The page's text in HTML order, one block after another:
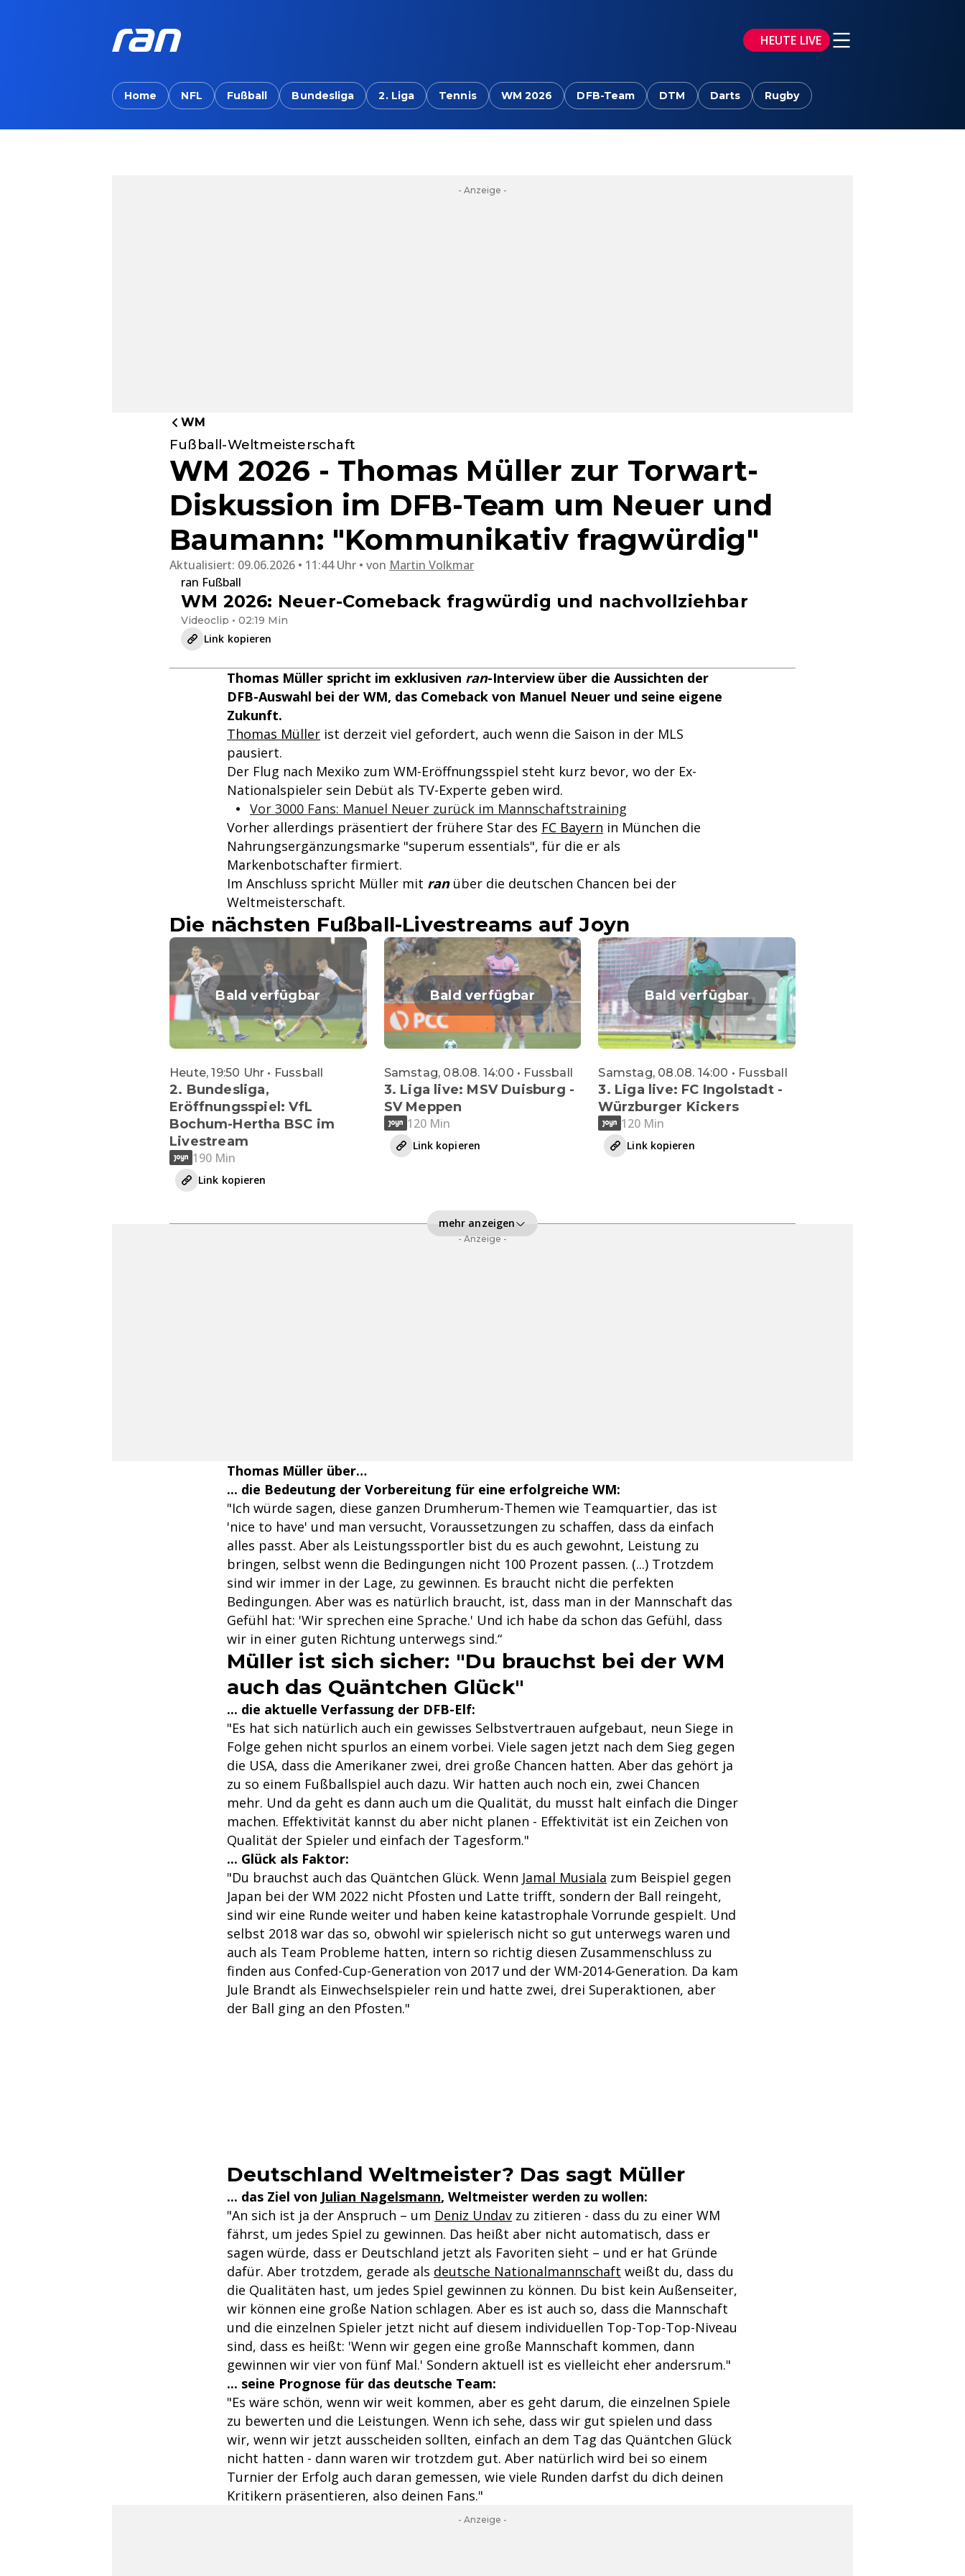
HEUTE LIVE
Home NFL Fußball Bundesliga 2. Liga Tennis WM 2026 DFB-Team DTM Darts Rugby
- Anzeige -
WM
Fußball-Weltmeisterschaft
WM 2026 - Thomas Müller zur Torwart-
Diskussion im DFB-Team um Neuer und
Baumann: "Kommunikativ fragwürdig"
Aktualisiert: 09.06.2026 • 11:44 Uhr von Martin Volkmar
ran Fußball
WM 2026: Neuer-Comeback fragwürdig und nachvollziehbar
Videoclip • 02:19 Min
Link kopieren
Thomas Müller spricht im exklusiven ran-Interview über die Aussichten der
DFB-Auswahl bei der WM, das Comeback von Manuel Neuer und seine eigene
Zukunft.
Thomas Müller ist derzeit viel gefordert, auch wenn die Saison in der MLS
pausiert.
Der Flug nach Mexiko zum WM-Eröffnungsspiel steht kurz bevor, wo der Ex-
Nationalspieler sein Debüt als TV-Experte geben wird.
Vor 3000 Fans: Manuel Neuer zurück im Mannschaftstraining
Vorher allerdings präsentiert der frühere Star des FC Bayern in München die
Nahrungsergänzungsmarke "superum essentials", für die er als
Markenbotschafter firmiert.
Im Anschluss spricht Müller mit ranüber die deutschen Chancen bei der
Weltmeisterschaft.
Die nächsten Fußball-Livestreams auf Joyn
Bald verfügbar
Heute, 19:50 Uhr • Fussball
2. Bundesliga,
Eröffnungsspiel: VfL
Bochum-Hertha BSC im
Livestream
190 Min
Link kopieren
Bald verfügbar
Samstag, 08.08. 14:00 • Fussball
3. Liga live: MSV Duisburg -
SV Meppen
120 Min
Link kopieren
Bald verfügbar
Samstag, 08.08. 14:00 • Fussball
3. Liga live: FC Ingolstadt -
Würzburger Kickers
120 Min
Link kopieren
mehr anzeigen
- Anzeige -
Thomas Müller über…
... die Bedeutung der Vorbereitung für eine erfolgreiche WM:
"Ich würde sagen, diese ganzen Drumherum-Themen wie Teamquartier, das ist
'nice to have' und man versucht, Voraussetzungen zu schaffen, dass da einfach
alles passt. Aber als Leistungssportler bist du es auch gewohnt, Leistung zu
bringen, selbst wenn die Bedingungen nicht 100 Prozent passen. (...) Trotzdem
sind wir immer in der Lage, zu gewinnen. Es braucht nicht die perfekten
Bedingungen. Aber was es natürlich braucht, ist, dass man in der Mannschaft das
Gefühl hat: 'Wir sprechen eine Sprache.' Und ich habe da schon das Gefühl, dass
wir in einer guten Richtung unterwegs sind.“
Müller ist sich sicher: "Du brauchst bei der WM
auch das Quäntchen Glück"
... die aktuelle Verfassung der DFB-Elf:
"Es hat sich natürlich auch ein gewisses Selbstvertrauen aufgebaut, neun Siege in
Folge gehen nicht spurlos an einem vorbei. Viele sagen jetzt nach dem Sieg gegen
die USA, dass die Amerikaner zwei, drei große Chancen hatten. Aber das gehört ja
zu so einem Fußballspiel auch dazu. Wir hatten auch noch ein, zwei Chancen
mehr. Und da geht es dann auch um die Qualität, du musst halt einfach die Dinger
machen. Effektivität kannst du aber nicht planen - Effektivität ist ein Zeichen von
Qualität der Spieler und einfach der Tagesform."
... Glück als Faktor:
"Du brauchst auch das Quäntchen Glück. Wenn Jamal Musiala zum Beispiel gegen
Japan bei der WM 2022 nicht Pfosten und Latte trifft, sondern der Ball reingeht,
sind wir eine Runde weiter und haben keine katastrophale Vorrunde gespielt. Und
selbst 2018 war das so, obwohl wir spielerisch nicht so gut unterwegs waren und
auch als Team Probleme hatten, intern so richtig diesen Zusammenschluss zu
finden aus Confed-Cup-Generation von 2017 und der WM-2014-Generation. Da kam
Jule Brandt als Einwechselspieler rein und hatte zwei, drei Superaktionen, aber
der Ball ging an den Pfosten."
Deutschland Weltmeister? Das sagt Müller
... das Ziel von Julian Nagelsmann, Weltmeister werden zu wollen:
"An sich ist ja der Anspruch – um Deniz Undav zu zitieren - dass du zu einer WM
fährst, um jedes Spiel zu gewinnen. Das heißt aber nicht automatisch, dass er
sagen würde, dass er Deutschland jetzt als Favoriten sieht – und er hat Gründe
dafür. Aber trotzdem, gerade als deutsche Nationalmannschaft weißt du, dass du
die Qualitäten hast, um jedes Spiel gewinnen zu können. Du bist kein Außenseiter,
wir können eine große Nation schlagen. Aber es ist auch so, dass die Mannschaft
und die einzelnen Spieler jetzt nicht auf diesem individuellen Top-Top-Top-Niveau
sind, dass es heißt: 'Wenn wir gegen eine große Mannschaft kommen, dann
gewinnen wir vier von fünf Mal.' Sondern aktuell ist es vielleicht eher andersrum."
... seine Prognose für das deutsche Team:
"Es wäre schön, wenn wir weit kommen, aber es geht darum, die einzelnen Spiele
zu bewerten und die Leistungen. Wenn ich sehe, dass wir gut spielen und dass
wir, wenn wir jetzt ausscheiden sollten, einfach an dem Tag das Quäntchen Glück
nicht hatten - dann waren wir trotzdem gut. Aber natürlich wird bei so einem
Turnier der Erfolg auch daran gemessen, wie viele Runden darfst du dich deinen
Kritikern präsentieren, also deinen Fans."
- Anzeige -